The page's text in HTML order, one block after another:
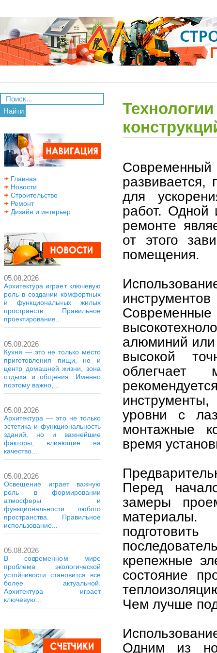
Найти
Главная
Новости
Строительство
Ремонт
Дизайн и интерьер
05.08.2026
Архитектура играет ключевую
роль в создании комфортных
и функциональных жилых
пространств. Правильное
проектирование...
05.08.2026
Кухня — это не только место
приготовления пищи, но и
центр домашней жизни, зона
отдыха и общения. Именно
поэтому важно,...
05.08.2026
Архитектура — это не только
эстетика и функциональность
зданий, но и важнейшие
факторы, влияющие на
качество...
05.08.2026
Освещение играет важную
роль в формировании
атмосферы и
функциональности любого
пространства. Правильное
использование...
05.08.2026
В современном мире
проблема экологической
устойчивости становится все
более актуальной.
Архитектура играет
ключевую...
развивается,
для
работ. Одной
ремонте
от этого
помещения.
инструментов
Современные
алюминий
высокой
уровни с
монтажные
время
Перед
замеры
материалы.
крепежные
состояние
Чем лучше
Одним из